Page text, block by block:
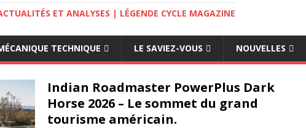
ET ANALYSES | LÉGENDE CYCLE MAGAZINE
TECHNIQUE LE SAVIEZ-VOUS NOUVELLES
Indian Roadmaster PowerPlus Dark
Horse 2026 – Le sommet du grand
tourisme américain.